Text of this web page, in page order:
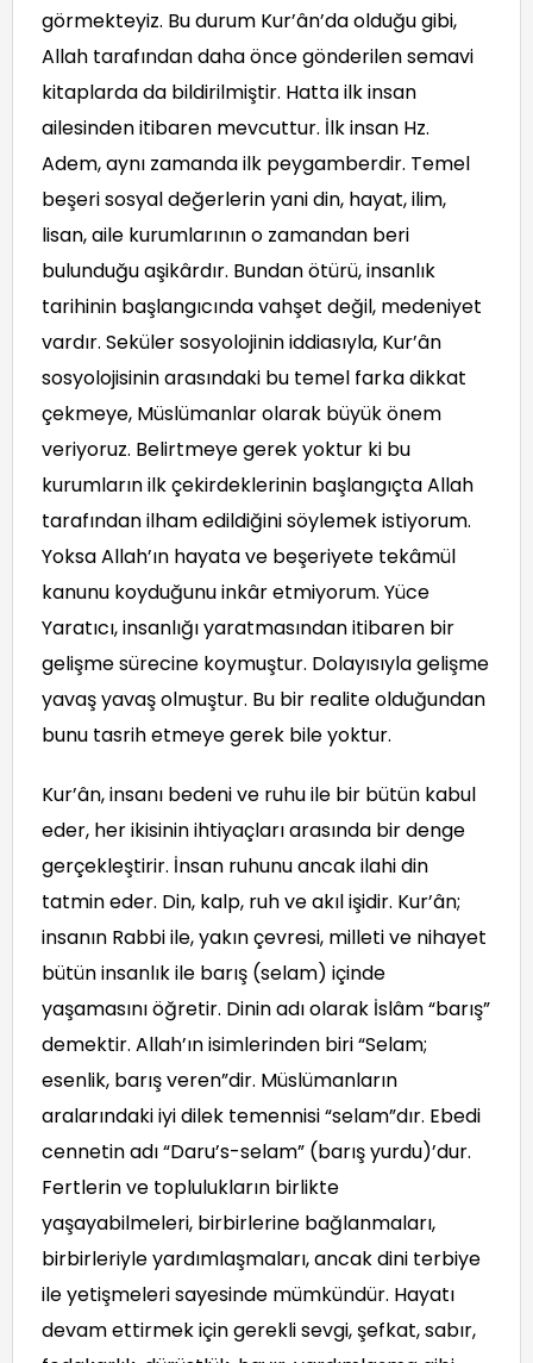
görmekteyiz. Bu durum Kur’ân’da olduğu gibi,
Allah tarafından daha önce gönderilen semavi
kitaplarda da bildirilmiştir. Hatta ilk insan
ailesinden itibaren mevcuttur. İlk insan Hz.
Adem, aynı zamanda ilk peygamberdir. Temel
beşeri sosyal değerlerin yani din, hayat, ilim,
lisan, aile kurumlarının o zamandan beri
bulunduğu aşikârdır. Bundan ötürü, insanlık
tarihinin başlangıcında vahşet değil, medeniyet
vardır. Seküler sosyolojinin iddiasıyla, Kur’ân
sosyolojisinin arasındaki bu temel farka dikkat
çekmeye, Müslümanlar olarak büyük önem
veriyoruz. Belirtmeye gerek yoktur ki bu
kurumların ilk çekirdeklerinin başlangıçta Allah
tarafından ilham edildiğini söylemek istiyorum.
Yoksa Allah’ın hayata ve beşeriyete tekâmül
kanunu koyduğunu inkâr etmiyorum. Yüce
Yaratıcı, insanlığı yaratmasından itibaren bir
gelişme sürecine koymuştur. Dolayısıyla gelişme
yavaş yavaş olmuştur. Bu bir realite olduğundan
bunu tasrih etmeye gerek bile yoktur.
Kur’ân, insanı bedeni ve ruhu ile bir bütün kabul
eder, her ikisinin ihtiyaçları arasında bir denge
gerçekleştirir. İnsan ruhunu ancak ilahi din
tatmin eder. Din, kalp, ruh ve akıl işidir. Kur’ân;
insanın Rabbi ile, yakın çevresi, milleti ve nihayet
bütün insanlık ile barış (selam) içinde
yaşamasını öğretir. Dinin adı olarak İslâm “barış”
demektir. Allah’ın isimlerinden biri “Selam;
esenlik, barış veren”dir. Müslümanların
aralarındaki iyi dilek temennisi “selam”dır. Ebedi
cennetin adı “Daru’s-selam” (barış yurdu)’dur.
Fertlerin ve toplulukların birlikte
yaşayabilmeleri, birbirlerine bağlanmaları,
birbirleriyle yardımlaşmaları, ancak dini terbiye
ile yetişmeleri sayesinde mümkündür. Hayatı
devam ettirmek için gerekli sevgi, şefkat, sabır,